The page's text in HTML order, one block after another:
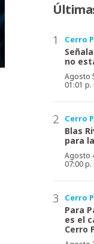
Cerro
no
Agosto
01:01 p.
Cerro
Blas
para
Agosto
07:00 p.
Cerro
Para
es el
Cerro